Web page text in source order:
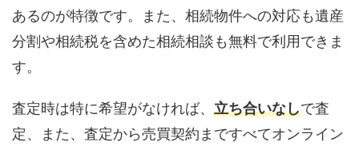
あるのが特徴です。また、相続物件への対応も遺産
分割や相続税を含めた相続相談も無料で利用できま
す。
査定時は特に希望がなければ、 立ち合いなしで査
定、また、査定から売買契約まですべてオンライン